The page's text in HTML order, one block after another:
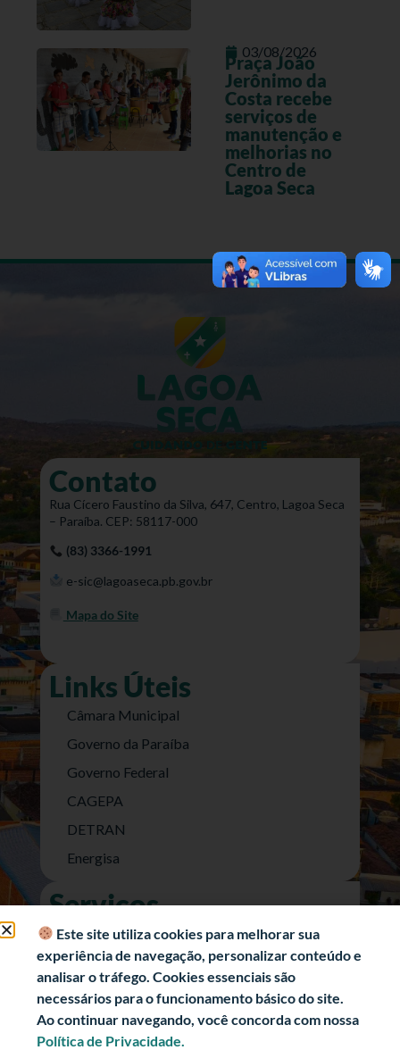
03/08/2026
Praça João
Jerônimo da
Costa recebe
serviços de
manutenção e
melhorias no
Centro de
Lagoa Seca
Contato
Rua Cícero Faustino da Silva, 647, Centro, Lagoa Seca
– Paraíba. CEP: 58117-000
(83) 3366-1991
e-sic@lagoaseca.pb.gov.br
Mapa do Site
Links Úteis
Câmara Municipal
Governo da Paraíba
Governo Federal
CAGEPA
DETRAN
Energisa
Serviços
Nota Fiscal Eletrônica
e-SIC (Acesso a Informação)
Transparência Fiscal
História
Este site utiliza cookies para melhorar sua
experiência de navegação, personalizar conteúdo e
analisar o tráfego. Cookies essenciais são
necessários para o funcionamento básico do site.
Ao continuar navegando, você concorda com nossa
Política de Privacidade.